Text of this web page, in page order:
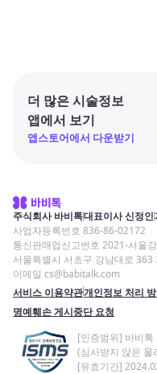
더 많은 시술정보
앱에서 보기
앱스토어에서 다운받기
주식회사 바비톡대표이사 신정인
사업자등록번호 836-86-02172
통신판매업신고번호 2021-서울
서울특별시 서초구 강남대로
이메일 cs@babitalk.com
서비스 이용약관개인정보 처리
명예훼손 게시중단 요청
[인증범위] 바비톡
(심사받지 않은 물
[유효기간]